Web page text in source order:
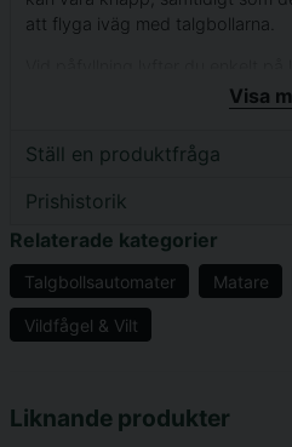
att flyga iväg med talgbollarna.
landskapet utanför. Förenkla
Visa
Ställ en produktfråga
question
name
Namn
email
Prishistorik
Relaterade kategorier
Talgbollsautomater Matare
Vildfågel & Vilt
Liknande produkter